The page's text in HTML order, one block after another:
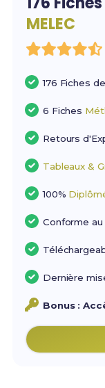
MELEC
176 Fiches de
6 Fiches
Retours
Tableaux &
100%
Conforme au
Dernière
Bonus :